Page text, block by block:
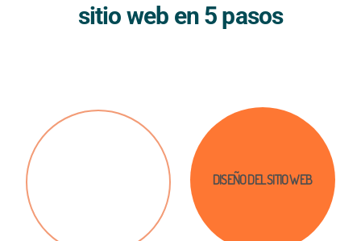
sitio web en 5 pasos
DISEÑO DEL SITIO WEB